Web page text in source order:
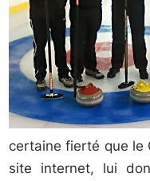
certaine fierté que le
site internet, lui